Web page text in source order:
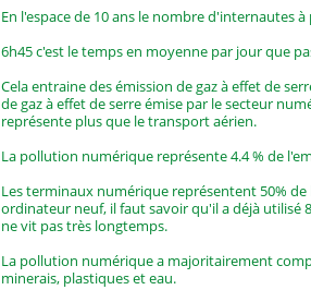
En l'espace de 10 ans le nombre d'internautes
6h45 c'est le temps en moyenne par jour que
Cela entraine des émission de gaz à effet de
de gaz à effet de serre émise par le secteur
représente plus que le transport aérien.
La pollution numérique représente 4.4 % de
Les terminaux numérique représentent 50%
ordinateur neuf, il faut savoir qu'il a déjà utilisé
ne vit pas très longtemps.
La pollution numérique a majoritairement
minerais, plastiques et eau.